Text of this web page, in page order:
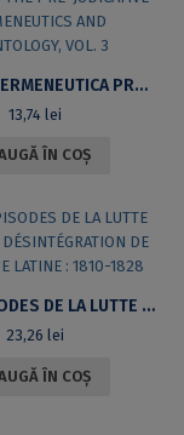
STUDII ÎN HERMENEUTICA PRE-JUDICATIVĂ ȘI MEONTOLOGIE / STUDIES IN THE PRE-JUDICATIVE HERMENEUTICS AND MEONTOLOGY, VOL. 3
13,74 lei
ÎN COȘ
SEPT ÉPISODES DE LA LUTTE CONTRE LA DÉSINTÉGRATION DE L’AMÉRIQUE LATINE : 1810-1828
23,26 lei
ÎN COȘ